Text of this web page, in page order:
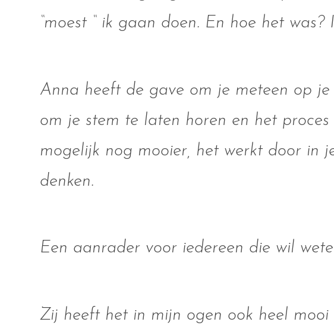
“moest “ ik gaan doen. En hoe het
Anna heeft de gave om je meteen op
om je stem te laten horen en het
mogelijk nog mooier, het werkt door in
denken.
Een aanrader voor iedereen die wil
Zij heeft het in mijn ogen ook heel